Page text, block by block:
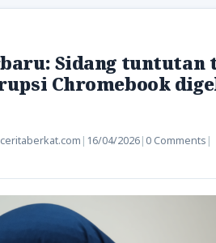
Sidang tuntutan
Chromebook
| 16/04/2026| 0 Comments |